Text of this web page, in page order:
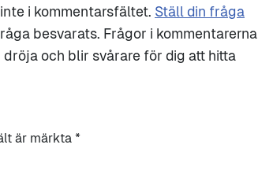
i kommentarsfältet. Ställ din fråga
besvarats. Frågor i kommentarerna
och blir svårare för dig att hitta
är märkta *